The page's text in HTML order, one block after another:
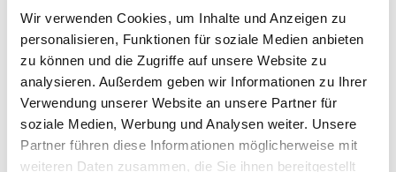
Wir verwenden Cookies, um Inhalte und Anzeigen zu
personalisieren, Funktionen für soziale Medien anbieten
zu können und die Zugriffe auf unsere Website zu
analysieren. Außerdem geben wir Informationen zu Ihrer
Verwendung unserer Website an unsere Partner für
soziale Medien, Werbung und Analysen weiter. Unsere
Partner führen diese Informationen möglicherweise mit
weiteren Daten zusammen, die Sie ihnen bereitgestellt
09.07.2024
Redigieren mit der KI
18.07.2024
Spontanes Angebot: Meisterklasse Erzähljournalismus –